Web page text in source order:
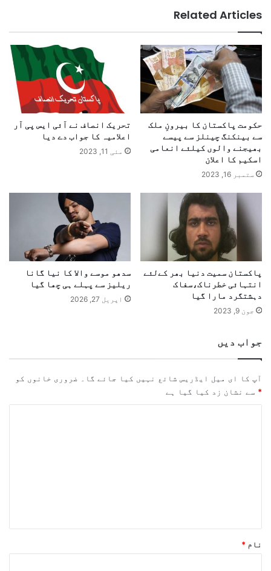
Related Articles
حکومت پاکستان کا بیرونِ ملک
سے بینکنگ چینلز سے پیسے
بھیجنے والوں کیلئے انعامی
اسکیم کا اعلان
ستمبر 16, 2023
تحریک انصاف نے آئی ایس پی آر
اعلامیہ کا جواب دے دیا
مئی 11, 2023
پاکستان سمیت دنیا بھر کےلئے
انتہائی خطرناک،سفاک
دہشتگرد مارا گیا
جون 9, 2023
سدھو موسے والا کا نیا گانا
ریلیز سے پہلے ہی چھا گیا
اپریل 27, 2026
جواب دیں
آپ کا ای میل ایڈریس شائع نہیں کیا جائے گا۔ ضروری خانوں کو
* سے نشان زد کیا گیا ہے
نام *